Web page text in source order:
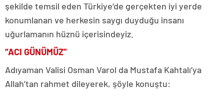
şekilde temsil eden Türkiye’de gerçekten iyi yerde
konumlanan ve herkesin saygı duyduğu insanı
uğurlamanın hüznü içerisindeyiz.
“ACI GÜNÜMÜZ”
Adıyaman Valisi Osman Varol da Mustafa Kahtalı’ya
Allah’tan rahmet dileyerek, şöyle konuştu: